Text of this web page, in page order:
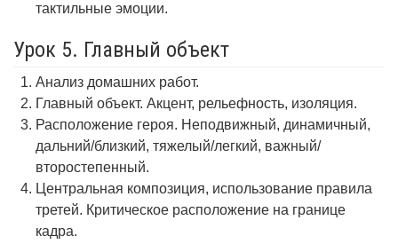
тактильные эмоции.
Урок 5. Главный объект
Анализ домашних работ.
Главный объект. Акцент, рельефность, изоляция.
Расположение героя. Неподвижный, динамичный,
дальний/близкий, тяжелый/легкий, важный/
второстепенный.
Центральная композиция, использование правила
третей. Критическое расположение на границе
кадра.